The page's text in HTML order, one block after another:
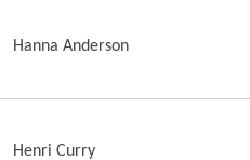
Hanna Anderson
Henri Curry